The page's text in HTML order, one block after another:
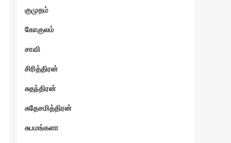
குமுதம்
கோகுலம்
சாவி
சிரித்திரன்
சுதந்திரன்
சுதேசமித்திரன்
சுபமங்களா